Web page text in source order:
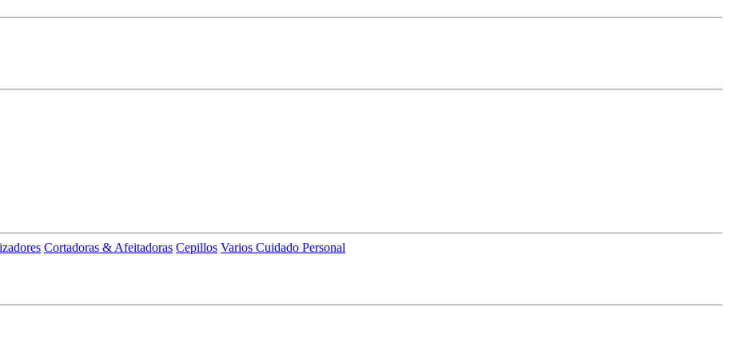
Cortadoras & Afeitadoras Cepillos Varios Cuidado Personal